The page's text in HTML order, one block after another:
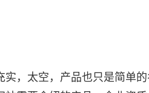
，太空，产品也只是简单